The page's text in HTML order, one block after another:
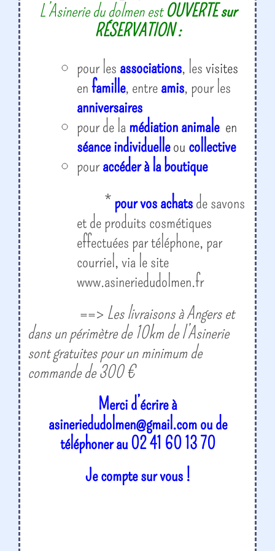
L’Asinerie du dolmen estOUVERTE sur
RÉSERVATION:
pour les associations, lesvisites
en famille, entreamis, pour les
anniversaires
pour de lamédiation animale en
séance individuelleou collective
pouraccéder à la boutique
*pour vos achatsde savons
et de produits cosmétiques
effectuées par téléphone, par
courriel, via le site
www.asineriedudolmen.fr
==> Les livraisons à Angers et
dans un périmètre de 10km de l’Asinerie
sont gratuites pour un minimum de
commande de 300 €
Merci d’écrire à
asineriedudolmen@gmail.com ou de
téléphoner au 02 41 60 13 70
Je compte sur vous !